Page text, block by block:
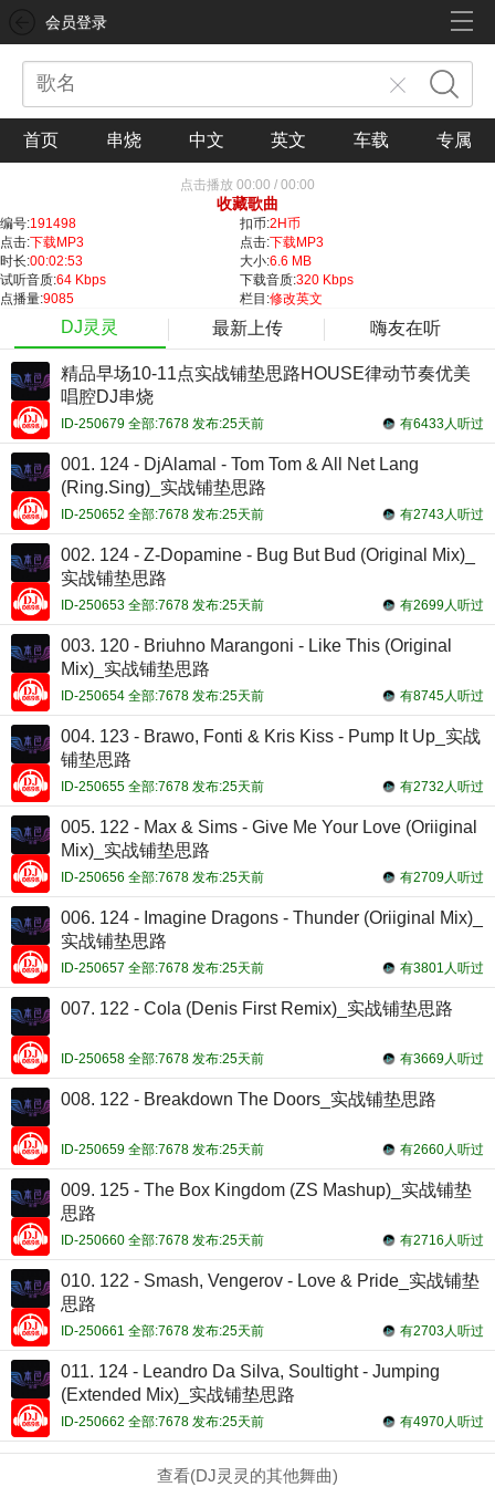
会员登录
首页 串烧 中文 英文 车载 专属
点击播放 00:00 / 00:00
收藏歌曲
编号:191498 扣币:2H币
点击:下载MP3 点击:下载MP3
时长:00:02:53 大小:6.6 MB
试听音质:64 Kbps 下载音质:320 Kbps
点播量:9085 栏目:修改英文
DJ灵灵 最新上传 嗨友在听
精品早场10-11点实战铺垫思路HOUSE律动节奏优美
唱腔DJ串烧
有6433人听过
ID-250679 全部:7678 发布:25天前
001. 124 - DjAlamal - Tom Tom & All Net Lang
(Ring.Sing)_实战铺垫思路
有2743人听过
ID-250652 全部:7678 发布:25天前
002. 124 - Z-Dopamine - Bug But Bud (Original Mix)_
实战铺垫思路
有2699人听过
ID-250653 全部:7678 发布:25天前
003. 120 - Briuhno Marangoni - Like This (Original
Mix)_实战铺垫思路
有8745人听过
ID-250654 全部:7678 发布:25天前
004. 123 - Brawo, Fonti & Kris Kiss - Pump It Up_实战
铺垫思路
有2732人听过
ID-250655 全部:7678 发布:25天前
005. 122 - Max & Sims - Give Me Your Love (Oriiginal
Mix)_实战铺垫思路
有2709人听过
ID-250656 全部:7678 发布:25天前
006. 124 - Imagine Dragons - Thunder (Oriiginal Mix)_
实战铺垫思路
有3801人听过
ID-250657 全部:7678 发布:25天前
007. 122 - Cola (Denis First Remix)_实战铺垫思路
有3669人听过
ID-250658 全部:7678 发布:25天前
008. 122 - Breakdown The Doors_实战铺垫思路
有2660人听过
ID-250659 全部:7678 发布:25天前
009. 125 - The Box Kingdom (ZS Mashup)_实战铺垫
思路
有2716人听过
ID-250660 全部:7678 发布:25天前
010. 122 - Smash, Vengerov - Love & Pride_实战铺垫
思路
有2703人听过
ID-250661 全部:7678 发布:25天前
011. 124 - Leandro Da Silva, Soultight - Jumping
(Extended Mix)_实战铺垫思路
有4970人听过
ID-250662 全部:7678 发布:25天前
查看(DJ灵灵的其他舞曲)